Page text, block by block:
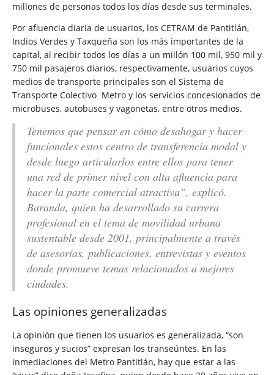
millones de personas todos los días desde sus terminales.
Por afluencia diaria de usuarios, los CETRAM de Pantitlán,
Indios Verdes y Taxqueña son los más importantes de la
capital, al recibir todos los días a un millón 100 mil, 950 mil y
750 mil pasajeros diarios, respectivamente, usuarios cuyos
medios de transporte principales son el Sistema de
Transporte Colectivo Metro y los servicios concesionados de
microbuses, autobuses y vagonetas, entre otros medios.
Tenemos que pensar en cómo desahogar y hacer
funcionales estos centro de transferencia modal y
desde luego articularlos entre ellos para tener
una red de primer nivel con alta afluencia para
hacer la parte comercial atractiva”, explicó.
Baranda, quien ha desarrollado su carrera
profesional en el tema de movilidad urbana
sustentable desde 2001, principalmente a través
de asesorías, publicaciones, entrevistas y eventos
donde promueve temas relacionados a mejores
ciudades.
Las opiniones generalizadas
La opinión que tienen los usuarios es generalizada, “son
inseguros y sucios” expresan los transeúntes. En las
inmediaciones del Metro Pantitlán, hay que estar a las